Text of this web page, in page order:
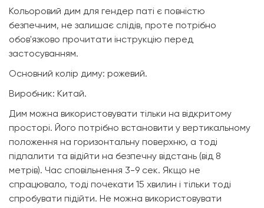
Кольоровий дим для гендер паті є повністю
безпечним, не залишає слідів, проте потрібно
обов'язково прочитати інструкцію перед
застосуванням.
Основний колір диму: рожевий.
Виробник: Китай.
Дим можна використовувати тільки на відкритому
просторі. Його потрібно встановити у вертикальному
положення на горизонтальну поверхню, а тоді
підпалити та відійти на безпечну відстань (від 8
метрів). Час сповільнення 3-9 сек. Якщо не
спрацювало, тоді почекати 15 хвилин і тільки тоді
спробувати підійти. Не можна використовувати